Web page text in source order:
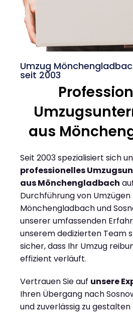
Umzug
seit 2003
aus
Seit 2003 spezialisiert sich
professionelles
aus Mönchengladbach
Durchführung von Umzügen
Mönchengladbach und
unserer umfassenden
unserem dedizierten Team
sicher, dass Ihr Umzug
effizient verläuft.
Vertrauen Sie auf unsere
Ihren Übergang nach
und zuverlässig zu gestalten